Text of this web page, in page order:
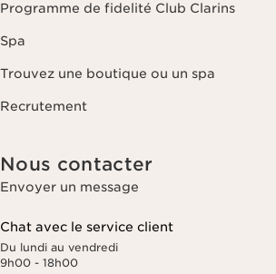
Programme de fidelité Club Clarins
Spa
Trouvez une boutique ou un spa
Recrutement
Nous contacter
Envoyer un message
Chat avec le service client
Du lundi au vendredi
9h00 - 18h00